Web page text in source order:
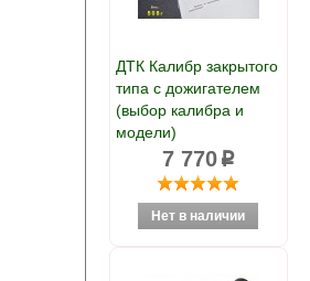
ДТК Калибр закрытого
типа с дожигателем
(выбор калибра и
модели)
7 770p